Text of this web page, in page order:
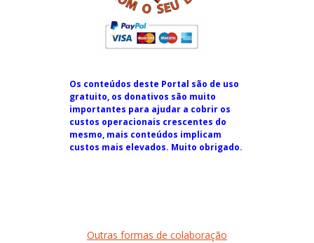
Os conteúdos deste Portal são de uso
gratuito, os donativos são muito
importantes para ajudar a cobrir os
custos operacionais crescentes do
mesmo, mais conteúdos implicam
custos mais elevados. Muito obrigado.
Outras formas de colaboração